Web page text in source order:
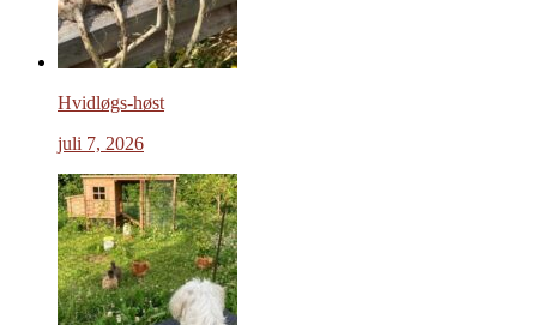
Hvidløgs-høst
juli 7, 2026